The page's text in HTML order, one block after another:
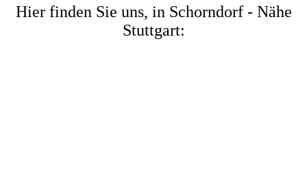
Hier finden Sie uns, in Schorndorf - Nähe
Stuttgart: